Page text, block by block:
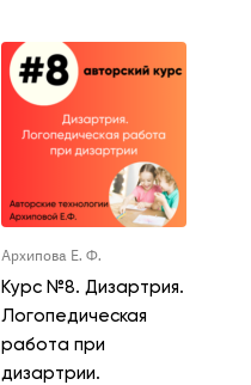
Архипова Е. Ф.
Курс №8. Дизартрия.
Логопедическая
работа при
дизартрии.